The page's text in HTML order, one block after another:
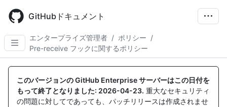
main
content
GitHubドキュメント
エンタープライズ管理者 / ポリシー /
Pre-receive フックに関するポリシー
このバージョンの GitHub Enterprise サーバーはこの日付を
もって終了となりました: 2026-04-23. 重大なセキュリティ
の問題に対してであっても、パッチリリースは作成されませ